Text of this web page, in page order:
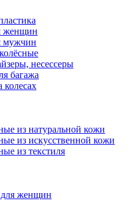
женщин
мужчин
несессеры
багажа
из натуральной кожи
из искусственной кожи
из текстиля
женщин